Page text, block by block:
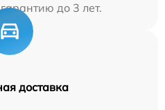
до 3 лет.
доставка